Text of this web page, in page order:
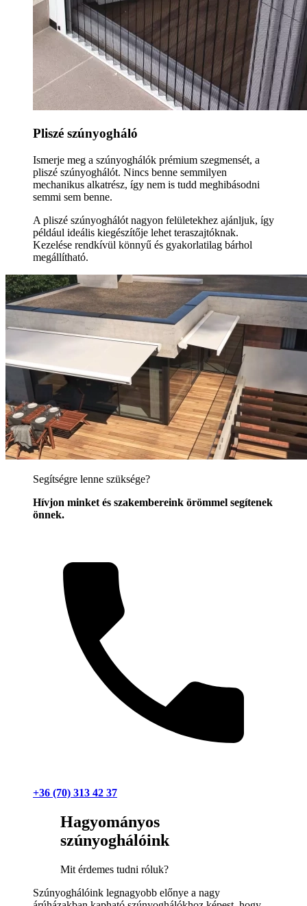
Pliszé szúnyogháló
Ismerje meg a szúnyoghálók prémium szegmensét, a
pliszé szúnyoghálót. Nincs benne semmilyen
mechanikus alkatrész, így nem is tudd meghibásodni
semmi sem benne.
A pliszé szúnyoghálót nagyon felületekhez ajánljuk, így
például ideális kiegészítője lehet teraszajtóknak.
Kezelése rendkívül könnyű és gyakorlatilag bárhol
megállítható.
Segítségre lenne szüksége?
Hívjon minket és szakembereink örömmel segítenek
önnek.
+36 (70) 313 42 37
Hagyományos
szúnyoghálóink
Mit érdemes tudni róluk?
Szúnyoghálóink legnagyobb előnye a nagy